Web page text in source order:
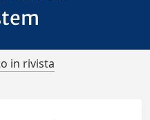
in rivista